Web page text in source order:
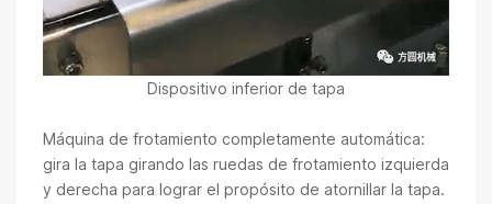
Dispositivo inferior de tapa
Máquina de frotamiento completamente automática:
gira la tapa girando las ruedas de frotamiento izquierda
y derecha para lograr el propósito de atornillar la tapa.